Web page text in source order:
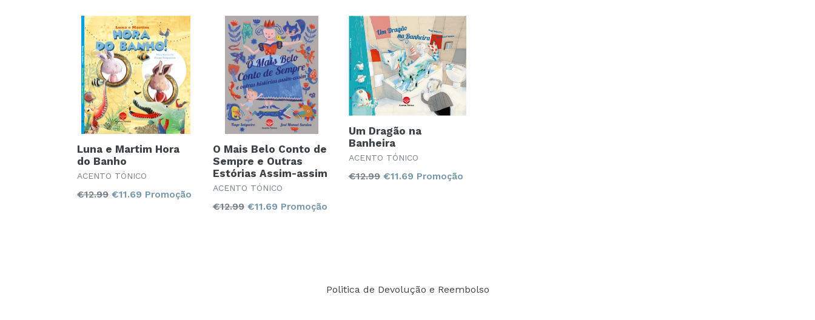
Luna e Martim Hora
do Banho
ACENTO TÓNICO
Preço
€12.99 €11.69 Promoção
O Mais Belo Conto de
Sempre e Outras
Estórias Assim-assim
ACENTO TÓNICO
Preço
€12.99 €11.69 Promoção
Um Dragão na
Banheira
ACENTO TÓNICO
Preço
€12.99 €11.69 Promoção
Politica de Devolução e Reembolso